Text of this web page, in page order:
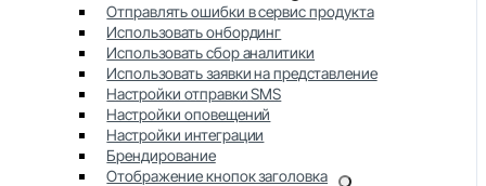
Отправлять ошибки в сервис продукта
Использовать онбординг
Использовать сбор аналитики
Использовать заявки на представление
Настройки отправки SMS
Настройки оповещений
Настройки интеграции
Брендирование
Отображение кнопок заголовка